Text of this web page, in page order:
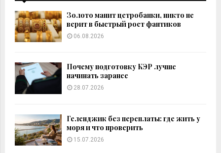
o
r
:
A
Золото манит цетробанки, никто не
верит в быстрый рост фантиков
06.08.2026
Почему подготовку КЭР лучше
начинать заранее
28.07.2026
Геленджик без переплаты: где жить у
моря и что проверить
15.07.2026